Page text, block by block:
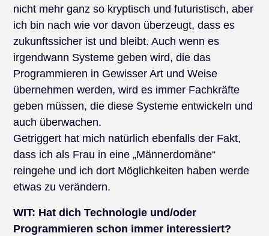
nicht mehr ganz so kryptisch und futuristisch, aber
ich bin nach wie vor davon überzeugt, dass es
zukunftssicher ist und bleibt. Auch wenn es
irgendwann Systeme geben wird, die das
Programmieren in Gewisser Art und Weise
übernehmen werden, wird es immer Fachkräfte
geben müssen, die diese Systeme entwickeln und
auch überwachen.
Getriggert hat mich natürlich ebenfalls der Fakt,
dass ich als Frau in eine „Männerdomäne“
reingehe und ich dort Möglichkeiten haben werde
etwas zu verändern.
WIT: Hat dich Technologie und/oder
Programmieren schon immer interessiert?